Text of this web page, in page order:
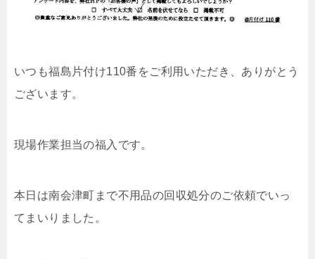
いつも福島片付け110番をご利用いただき、ありがとう
ございます。
現場作業担当の福入です。
本日は南会津町まで不用品の回収処分のご依頼でいっ
てまいりました。